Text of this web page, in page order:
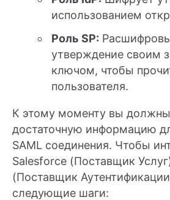
использованием
Роль SP:
утверждение своим
ключом, чтобы
пользователя.
К этому моменту вы
достаточную информацию
SAML соединения. Чтобы
Salesforce (Поставщик
(Поставщик
следующие шаги: